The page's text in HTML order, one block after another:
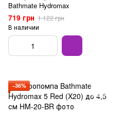
Bathmate Hydromax
719 грн 1 122 грн
В наличии
−36%